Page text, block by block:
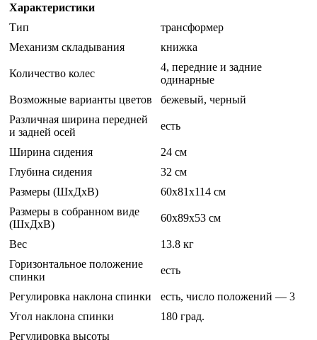
Характеристики
Тип
трансформер
Механизм складывания
книжка
Количество колес
4, передние и задние
одинарные
Возможные варианты цветов
бежевый, черный
Различная ширина передней
и задней осей
есть
Ширина сидения
24 см
Глубина сидения
32 см
Размеры (ШxДxВ)
60x81x114 см
Размеры в собранном виде
(ШxДxВ)
60x89x53 см
Вес
13.8 кг
Горизонтальное положение
спинки
есть
Регулировка наклона спинки
есть, число положений — 3
Угол наклона спинки
180 град.
Регулировка высоты